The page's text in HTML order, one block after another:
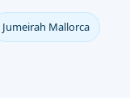
Jumeirah Mallorca